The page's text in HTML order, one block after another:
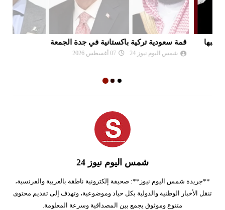
قمة سعودية تركية باكستانية في جدة الجمعة
شمس اليوم نيوز 24 07 أغسطس 2026
شمس اليوم نيوز 24
**جريدة شمس اليوم نيوز**: صحيفة إلكترونية ناطقة بالعربية والفرنسية،
تنقل الأخبار الوطنية والدولية بكل حياد وموضوعية، وتهدف إلى تقديم محتوى
متنوع وموثوق يجمع بين المصداقية وسرعة المعلومة.